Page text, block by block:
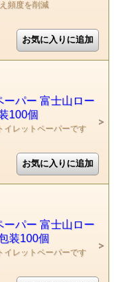
頻度を削減
ーパー 富士山ロー
100個
レットペーパーです
ーパー 富士山ロー
装100個
レットペーパーです